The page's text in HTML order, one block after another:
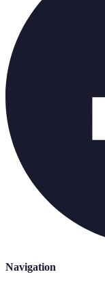
Navigation